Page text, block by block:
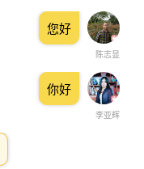
陈志显
您好
李亚辉
你好